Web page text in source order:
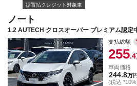
据置払クレジット対象車
ノート
1.2 AUTECH クロスオーバー プレミアム認
支払総額
255.4
車両価格
244.8万円
(税込